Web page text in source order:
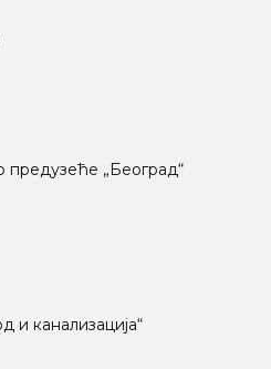
предузеће „Београд“
и канализација“